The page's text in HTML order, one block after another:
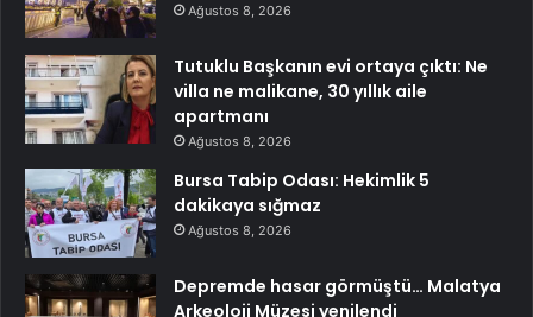
Ağustos 8, 2026
Tutuklu Başkanın evi ortaya çıktı: Ne
villa ne malikane, 30 yıllık aile
apartmanı
Ağustos 8, 2026
Bursa Tabip Odası: Hekimlik 5
dakikaya sığmaz
Ağustos 8, 2026
Depremde hasar görmüştü… Malatya
Arkeoloji Müzesi yenilendi